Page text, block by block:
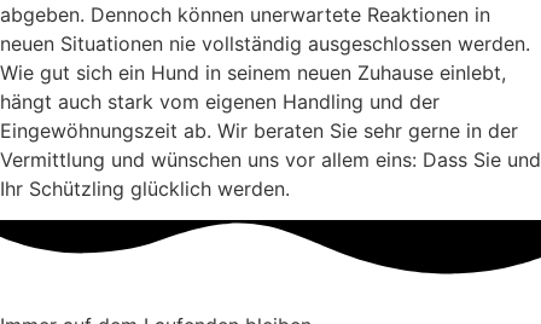
abgeben. Dennoch können unerwartete Reaktionen in
neuen Situationen nie vollständig ausgeschlossen werden.
Wie gut sich ein Hund in seinem neuen Zuhause einlebt,
hängt auch stark vom eigenen Handling und der
Eingewöhnungszeit ab. Wir beraten Sie sehr gerne in der
Vermittlung und wünschen uns vor allem eins: Dass Sie und
Ihr Schützling glücklich werden.